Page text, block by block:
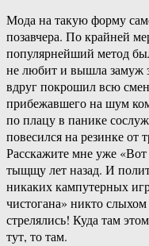
Мода на такую форму
позавчера. По крайней
популярнейший метод
не любит и вышла замуж
вдруг покрошил всю
прибежавшего на шум
по плацу в панике
повесился на резинке от
Расскажите мне уже
тыщщу лет назад. И
никаких кампутерных
чистогана» никто
стрелялись! Куда там
тут, то там.